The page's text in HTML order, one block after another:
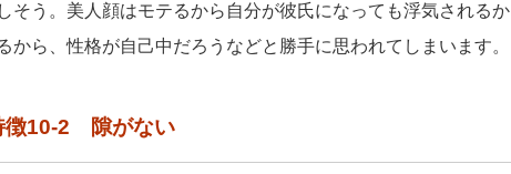
そう。美人顔はモテるから自分が彼氏になっても浮気されるか
から、性格が自己中だろうなどと勝手に思われてしまいます。
徴10-2 隙がない